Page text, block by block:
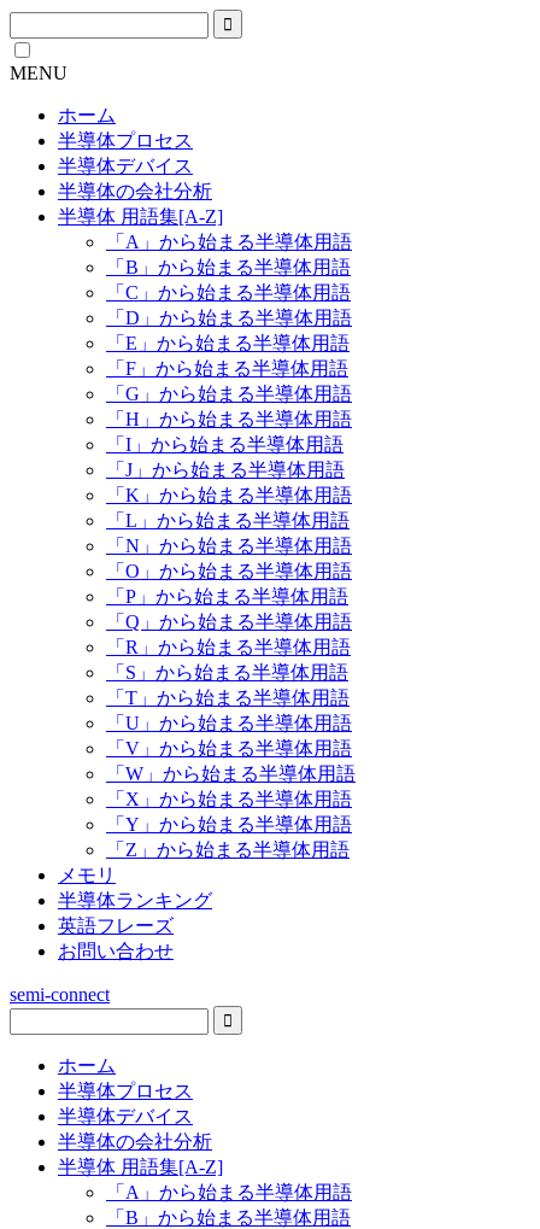
MENU
ホーム
半導体プロセス
半導体デバイス
半導体の会社分析
半導体 用語集[A-Z]
「A」から始まる半導体用語
「B」から始まる半導体用語
「C」から始まる半導体用語
「D」から始まる半導体用語
「E」から始まる半導体用語
「F」から始まる半導体用語
「G」から始まる半導体用語
「H」から始まる半導体用語
「I」から始まる半導体用語
「J」から始まる半導体用語
「K」から始まる半導体用語
「L」から始まる半導体用語
「N」から始まる半導体用語
「O」から始まる半導体用語
「P」から始まる半導体用語
「Q」から始まる半導体用語
「R」から始まる半導体用語
「S」から始まる半導体用語
「T」から始まる半導体用語
「U」から始まる半導体用語
「V」から始まる半導体用語
「W」から始まる半導体用語
「X」から始まる半導体用語
「Y」から始まる半導体用語
「Z」から始まる半導体用語
メモリ
半導体ランキング
英語フレーズ
お問い合わせ
semi-connect
ホーム
半導体プロセス
半導体デバイス
半導体の会社分析
半導体 用語集[A-Z]
「A」から始まる半導体用語
「B」から始まる半導体用語